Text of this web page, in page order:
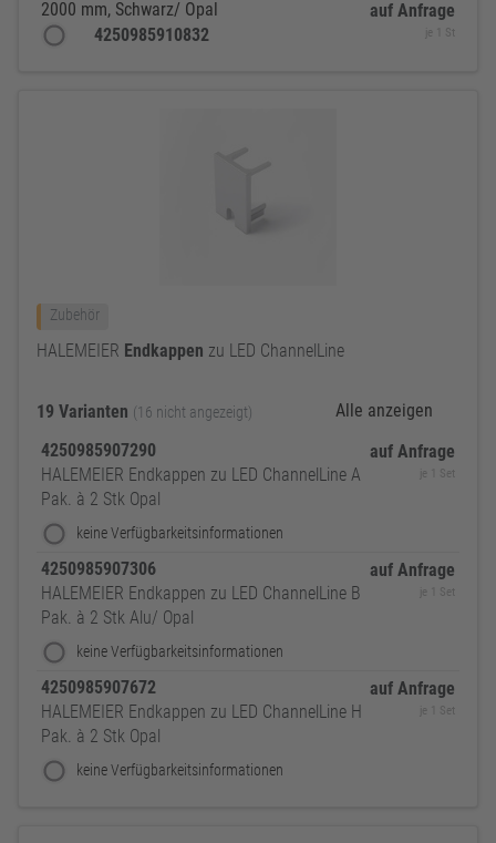
2000 mm, Schwarz/ Opal
4250985910832
auf Anfrage
je 1 St
Zubehör
HALEMEIER Endkappen zu LED ChannelLine
19 Varianten (16 nicht angezeigt)
Alle anzeigen
4250985907290
HALEMEIER Endkappen zu LED ChannelLine A
Pak. à 2 Stk Opal
keine Verfügbarkeitsinformationen
auf Anfrage
je 1 Set
4250985907306
HALEMEIER Endkappen zu LED ChannelLine B
Pak. à 2 Stk Alu/ Opal
keine Verfügbarkeitsinformationen
auf Anfrage
je 1 Set
4250985907672
HALEMEIER Endkappen zu LED ChannelLine H
Pak. à 2 Stk Opal
keine Verfügbarkeitsinformationen
auf Anfrage
je 1 Set